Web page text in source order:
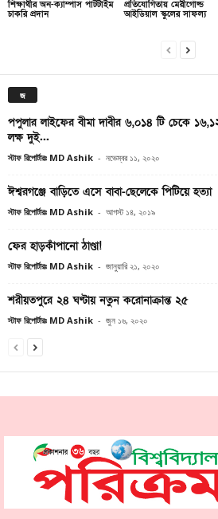
শিক্ষার্থীর অন-ক্যাম্পাস পার্টটাইম
চাকরি প্রদান
প্রতিযোগিতায় মেরীগোল্ড
আইডিয়াল স্কুলের সাফল্য
জ
পপুলার লাইফের বীমা দাবীর ৬,০১৪ টি চেকে
লক্ষ দুই...
স্টাফ রিপোর্টারঃ MD Ashik - নভেম্বর ১১, ২০২০
ঈশ্বরগঞ্জে বাড়িতে এসে বাবা-ছেলেকে পিটিয়ে হত্যা
স্টাফ রিপোর্টারঃ MD Ashik - আগস্ট ১৪, ২০১৯
ফের হাড়কাঁপানো ঠাণ্ডা!
স্টাফ রিপোর্টারঃ MD Ashik - জানুয়ারি ২১, ২০২০
শরীয়তপুরে ২৪ ঘণ্টায় নতুন করোনাক্রান্ত ২৫
স্টাফ রিপোর্টারঃ MD Ashik - জুন ১৬, ২০২০